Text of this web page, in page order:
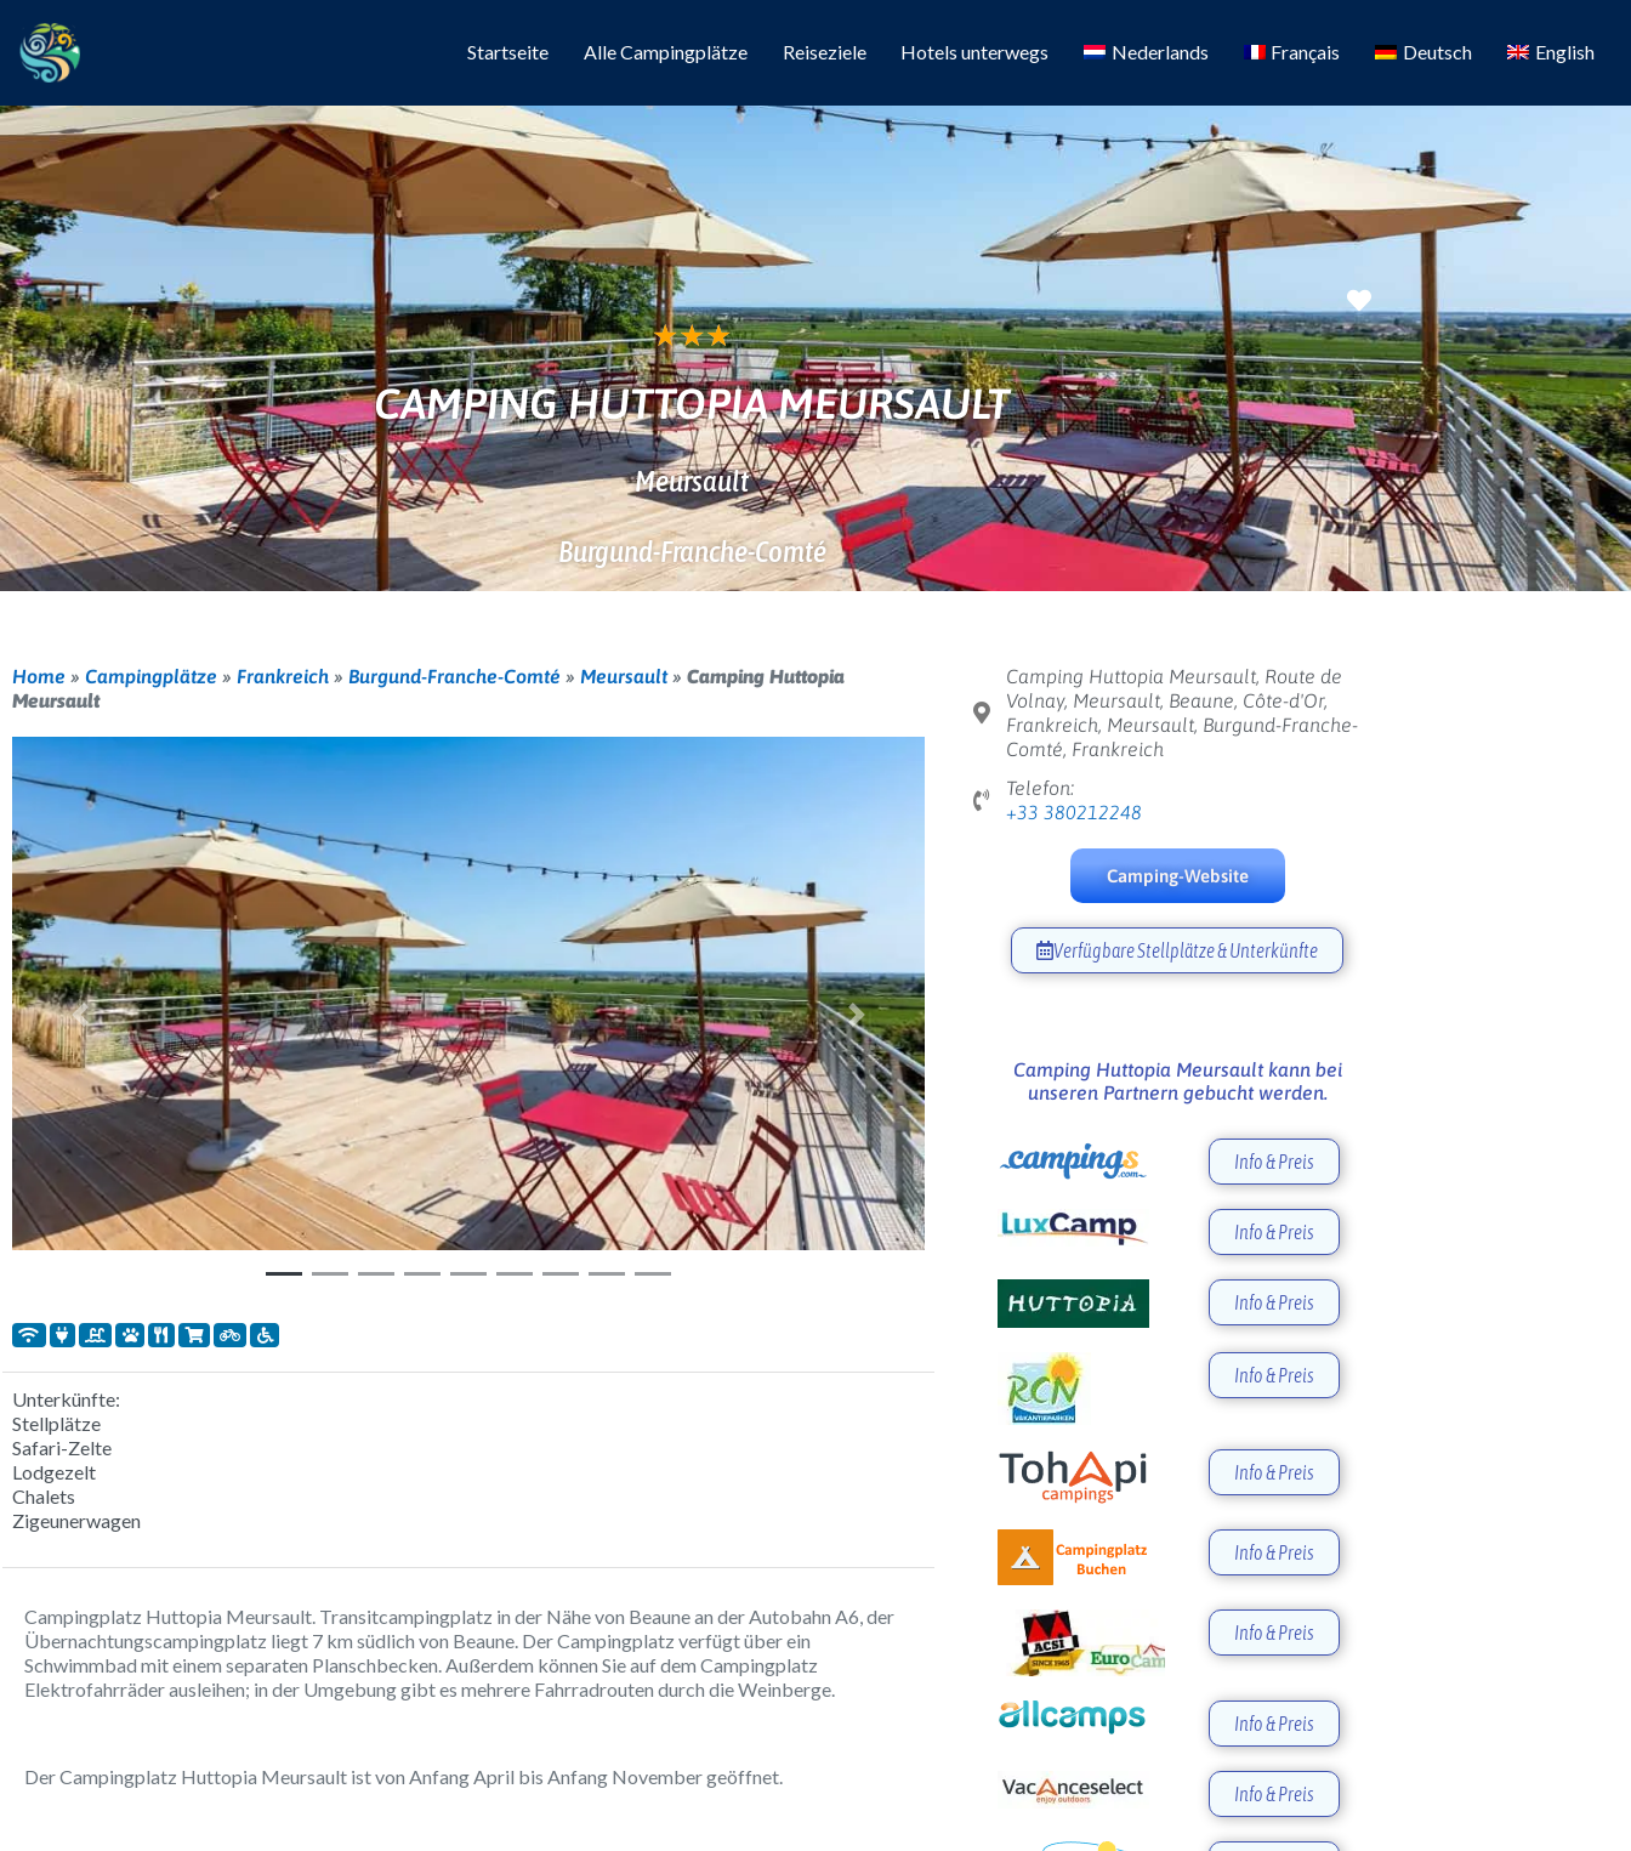
Startseite Alle Campingplätze Reiseziele Hotels unterwegs Nederlands Français Deutsch English
Favorit
★★★
CAMPING HUTTOPIA MEURSAULT
Meursault
Burgund-Franche-Comté
Home » Campingplätze » Frankreich » Burgund-Franche-Comté » Meursault» Camping Huttopia
Meursault
Vorherige Weiter
Unterkünfte:
Stellplätze
Safari-Zelte
Lodgezelt
Chalets
Zigeunerwagen
Campingplatz Huttopia Meursault. Transitcampingplatz in der Nähe von Beaune an der Autobahn A6, der
Übernachtungscampingplatz liegt 7 km südlich von Beaune. Der Campingplatz verfügt über ein
Schwimmbad mit einem separaten Planschbecken. Außerdem können Sie auf dem Campingplatz
Elektrofahrräder ausleihen; in der Umgebung gibt es mehrere Fahrradrouten durch die Weinberge.
Der Campingplatz Huttopia Meursault ist von Anfang April bis Anfang November geöffnet.
Camping Huttopia Meursault, Route de
Volnay, Meursault, Beaune, Côte-d'Or,
Frankreich, Meursault, Burgund-Franche-
Comté, Frankreich
Telefon:
+33 380212248
Camping-Website
Verfügbare Stellplätze & Unterkünfte
Camping Huttopia Meursault kann bei
unseren Partnern gebucht werden.
Info & Preis
Info & Preis
Info & Preis
Info & Preis
Info & Preis
Info & Preis
Info & Preis
Info & Preis
Info & Preis